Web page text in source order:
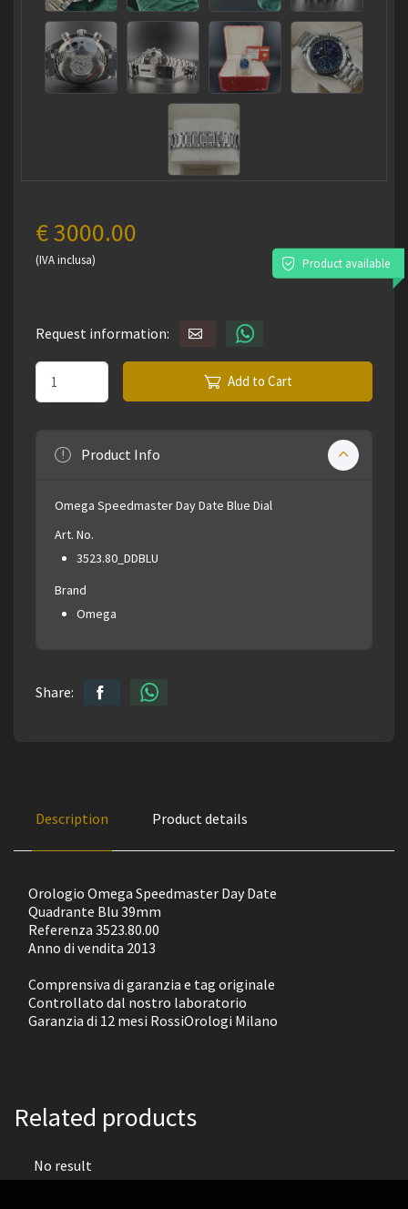
€ 3000.00
(IVA inclusa) Product available
Request information:
Add to Cart
Product Info
Omega Speedmaster Day Date Blue Dial
Art. No.
3523.80_DDBLU
Brand
Omega
Share:
Description Product details
Orologio Omega Speedmaster Day Date
Quadrante Blu 39mm
Referenza 3523.80.00
Anno di vendita 2013
Comprensiva di garanzia e tag originale
Controllato dal nostro laboratorio
Garanzia di 12 mesi RossiOrologi Milano
Related products
No result